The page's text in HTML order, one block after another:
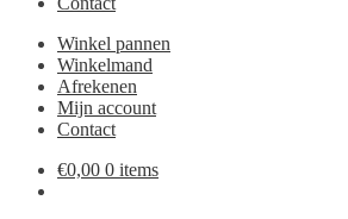
Winkel pannen
Winkelmand
Afrekenen
Mijn account
Contact
€0,00 0 items